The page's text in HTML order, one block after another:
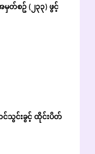
တ်စဥ် (၂၃၃) ဖွင့်
သွင်းခွင့် ထိုင်းပိတ်